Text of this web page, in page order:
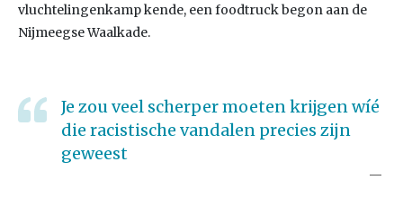
vluchtelingenkamp kende, een foodtruck begon aan de
Nijmeegse Waalkade.
Je zou veel scherper moeten krijgen wíé
die racistische vandalen precies zijn
geweest